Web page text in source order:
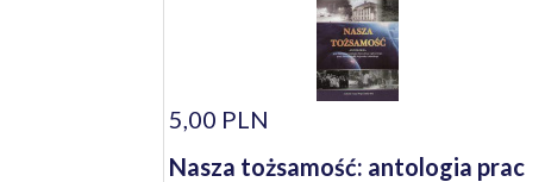
5,00 PLN
Nasza tożsamość: antologia prac